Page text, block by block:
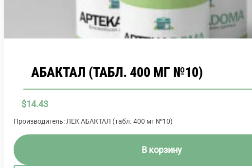
АБАКТАЛ (ТАБЛ. 400 МГ №10)
$14.43
Производитель: ЛЕК АБАКТАЛ (табл. 400 мг №10)
В корзину